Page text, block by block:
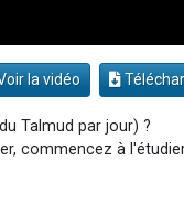
la vidéo
Talmud par jour) ?
commencez à